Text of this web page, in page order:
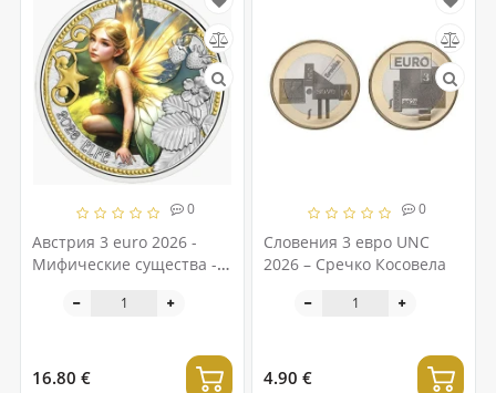
0
Австрия 3 euro 2026 -
Мифические существа -
16.80 €
0
Словения 3 евро UNC
2026 – Сречко Косовела
4.90 €